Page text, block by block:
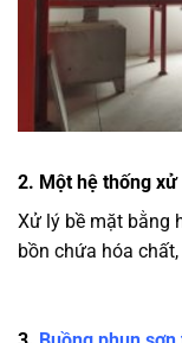
2. Một hệ thống
Xử lý bề mặt bằng
bồn chứa hóa